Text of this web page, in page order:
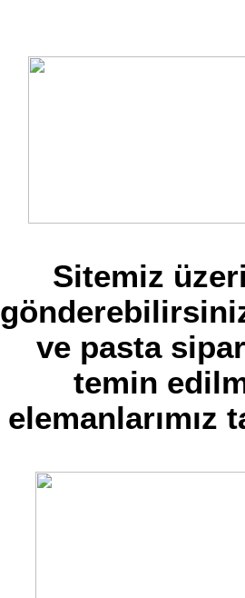
Sitemiz
ve pasta
temin